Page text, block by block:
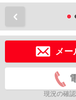
メー
現況の確